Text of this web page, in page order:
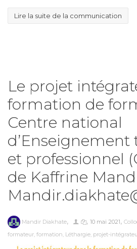
Lire la suite de la communication
Le projet
formation de
Centre national
et professionnel
de Kaffrine
Mandir Diakhate, , 10 mai 2021,
formateur formation Léthargie projet-